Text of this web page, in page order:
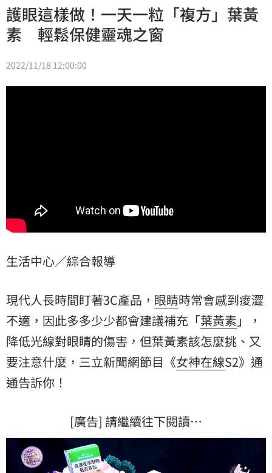
護眼這樣做！一天一粒「複方」葉黃
素 輕鬆保健靈魂之窗
2022/11/18 12:00:00
生活中心／綜合報導
現代人長時間盯著3C產品， 眼睛時常會感到痠澀
不適，因此多多少少都會建議補充「葉黃素 」，
降低光線對眼睛的傷害，但葉黃素該怎麼挑、又
要注意什麼，三立新聞網節目《女神在線S2》通
通告訴你！
[廣告] 請繼續往下閱讀…